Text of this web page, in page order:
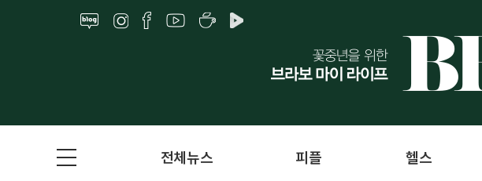
전체뉴스 피플 헬스